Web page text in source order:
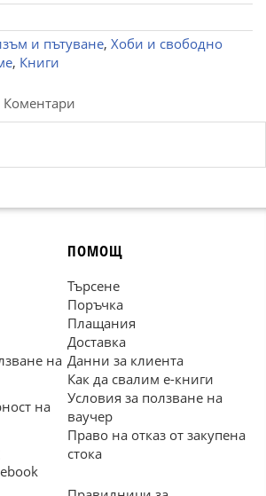
и пътуване, Хоби и свободно
, Книги
Коментари
на
на
ПОМОЩ
Търсене
Поръчка
Плащания
Доставка
Данни за клиента
Как да свалим е-книги
Условия за ползване на
ваучер
Право на отказ от закупена
стока